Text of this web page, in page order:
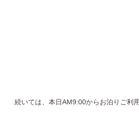
続いては、本日AM9:00からお泊りご利